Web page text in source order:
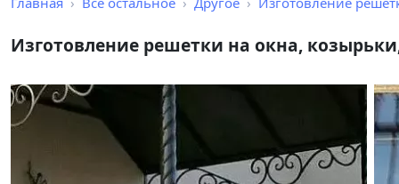
Изготовление решетки на окна,